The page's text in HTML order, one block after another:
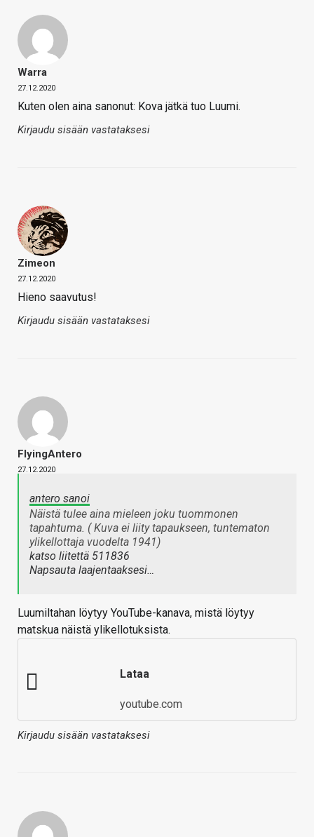
Warra
27.12.2020
Kuten olen aina sanonut: Kova jätkä tuo Luumi.
Kirjaudu sisään vastataksesi
Zimeon
27.12.2020
Hieno saavutus!
Kirjaudu sisään vastataksesi
FlyingAntero
27.12.2020
antero sanoi
Näistä tulee aina mieleen joku tuommonen
tapahtuma. ( Kuva ei liity tapaukseen, tuntematon
ylikellottaja vuodelta 1941)
katso liitettä 511836
Napsauta laajentaaksesi…
Luumiltahan löytyy YouTube-kanava, mistä löytyy
matskua näistä ylikellotuksista.
Lataa
youtube.com
Kirjaudu sisään vastataksesi